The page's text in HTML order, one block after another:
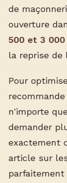
de
ouverture
500 et 3
la reprise de
Pour
n'importe
demander
exactement
article sur
parfaitement